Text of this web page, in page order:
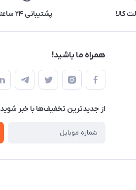
کالا پشتیبانی ۲۴ ساعته
همراه ما باشید!
از جدید‌ترین تخفیف‌ها با‌ خبر شوید